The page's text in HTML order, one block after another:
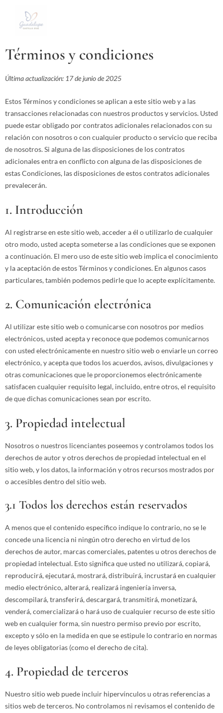
contenido
Términos y condiciones
Última actualización: 17 de junio de 2025
Estos Términos y condiciones se aplican a este sitio web y a las
transacciones relacionadas con nuestros productos y servicios. Usted
puede estar obligado por contratos adicionales relacionados con su
relación con nosotros o con cualquier producto o servicio que reciba
de nosotros. Si alguna de las disposiciones de los contratos
adicionales entra en conflicto con alguna de las disposiciones de
estas Condiciones, las disposiciones de estos contratos adicionales
prevalecerán.
1. Introducción
Al registrarse en este sitio web, acceder a él o utilizarlo de cualquier
otro modo, usted acepta someterse a las condiciones que se exponen
a continuación. El mero uso de este sitio web implica el conocimiento
y la aceptación de estos Términos y condiciones. En algunos casos
particulares, también podemos pedirle que lo acepte explícitamente.
2. Comunicación electrónica
Al utilizar este sitio web o comunicarse con nosotros por medios
electrónicos, usted acepta y reconoce que podemos comunicarnos
con usted electrónicamente en nuestro sitio web o enviarle un correo
electrónico, y acepta que todos los acuerdos, avisos, divulgaciones y
otras comunicaciones que le proporcionemos electrónicamente
satisfacen cualquier requisito legal, incluido, entre otros, el requisito
de que dichas comunicaciones sean por escrito.
3. Propiedad intelectual
Nosotros o nuestros licenciantes poseemos y controlamos todos los
derechos de autor y otros derechos de propiedad intelectual en el
sitio web, y los datos, la información y otros recursos mostrados por
o accesibles dentro del sitio web.
3.1 Todos los derechos están reservados
A menos que el contenido específico indique lo contrario, no se le
concede una licencia ni ningún otro derecho en virtud de los
derechos de autor, marcas comerciales, patentes u otros derechos de
propiedad intelectual. Esto significa que usted no utilizará, copiará,
reproducirá, ejecutará, mostrará, distribuirá, incrustará en cualquier
medio electrónico, alterará, realizará ingeniería inversa,
descompilará, transferirá, descargará, transmitirá, monetizará,
venderá, comercializará o hará uso de cualquier recurso de este sitio
web en cualquier forma, sin nuestro permiso previo por escrito,
excepto y sólo en la medida en que se estipule lo contrario en normas
de leyes obligatorias (como el derecho de cita).
4. Propiedad de terceros
Nuestro sitio web puede incluir hipervínculos u otras referencias a
sitios web de terceros. No controlamos ni revisamos el contenido de